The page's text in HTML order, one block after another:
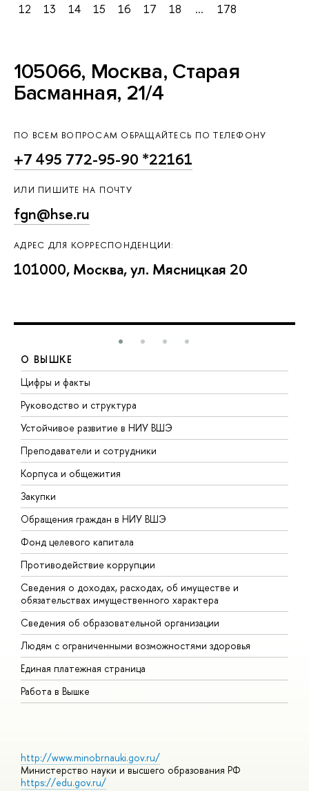
12
13 14 15 16 17 18 ... 178
105066, Москва, Старая
Басманная, 21/4
ПО ВСЕМ ВОПРОСАМ ОБРАЩАЙТЕСЬ ПО ТЕЛЕФОНУ
+7 495 772-95-90 *22161
ИЛИ ПИШИТЕ НА ПОЧТУ
fgn@hse.ru
АДРЕС ДЛЯ КОРРЕСПОНДЕНЦИИ:
101000, Москва, ул. Мясницкая 20
О ВЫШКЕ
Цифры и факты
Руководство и структура
Устойчивое развитие в НИУ ВШЭ
Преподаватели и сотрудники
Корпуса и общежития
Закупки
Обращения граждан в НИУ ВШЭ
Фонд целевого капитала
Противодействие коррупции
Сведения о доходах, расходах, об имуществе и
обязательствах имущественного характера
Сведения об образовательной организации
Людям с ограниченными возможностями здоровья
Единая платежная страница
Работа в Вышке
http://www.minobrnauki.gov.ru/
Министерство науки и высшего образования РФ
https://edu.gov.ru/